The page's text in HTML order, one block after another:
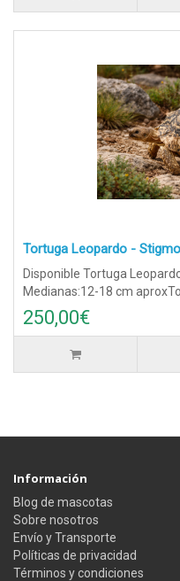
Tortuga Leopardo -
Disponible Tortuga
Medianas:12-18 cm
250,00€
Información
Blog de mascotas
Sobre nosotros
Envío y Transporte
Políticas de privacidad
Términos y condiciones